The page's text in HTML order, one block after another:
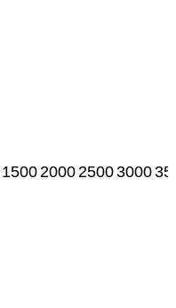
1500200025003000